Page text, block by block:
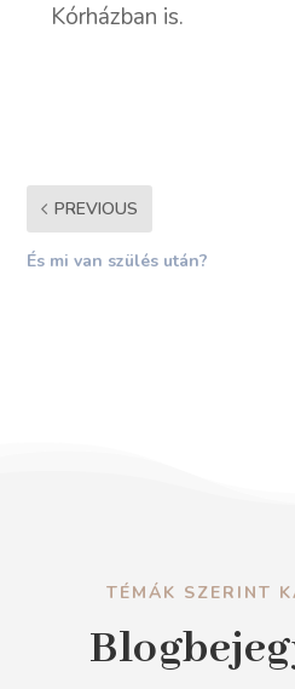
Kórházban is.
PREVIOUS
És mi van szülés után?
TÉMÁK SZERINT